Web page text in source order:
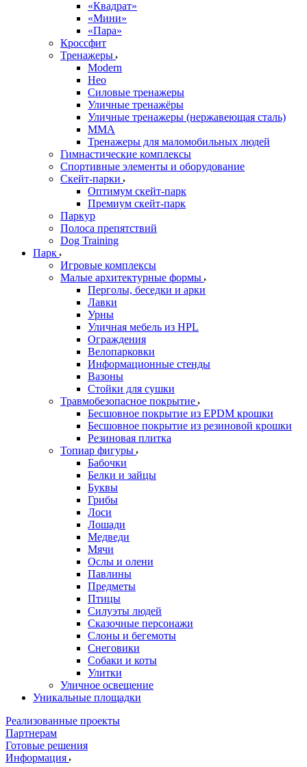
«Квадрат»
«Мини»
«Пара»
Кроссфит
Тренажеры
Modern
Нео
Силовые тренажеры
Уличные тренажёры
Уличные тренажеры (нержавеющая сталь)
ММА
Тренажеры для маломобильных людей
Гимнастические комплексы
Спортивные элементы и оборудование
Скейт-парки
Оптимум скейт-парк
Премиум скейт-парк
Паркур
Полоса препятствий
Dog Training
Парк
Игровые комплексы
Малые архитектурные формы
Перголы, беседки и арки
Лавки
Урны
Уличная мебель из HPL
Ограждения
Велопарковки
Информационные стенды
Вазоны
Стойки для сушки
Травмобезопасное покрытие
Бесшовное покрытие из EPDM крошки
Бесшовное покрытие из резиновой крошки
Резиновая плитка
Топиар фигуры
Бабочки
Белки и зайцы
Буквы
Грибы
Лоси
Лошади
Медведи
Мячи
Ослы и олени
Павлины
Предметы
Птицы
Силуэты людей
Сказочные персонажи
Слоны и бегемоты
Снеговики
Собаки и коты
Улитки
Уличное освещение
Уникальные площадки
Реализованные проекты
Партнерам
Готовые решения
Информация